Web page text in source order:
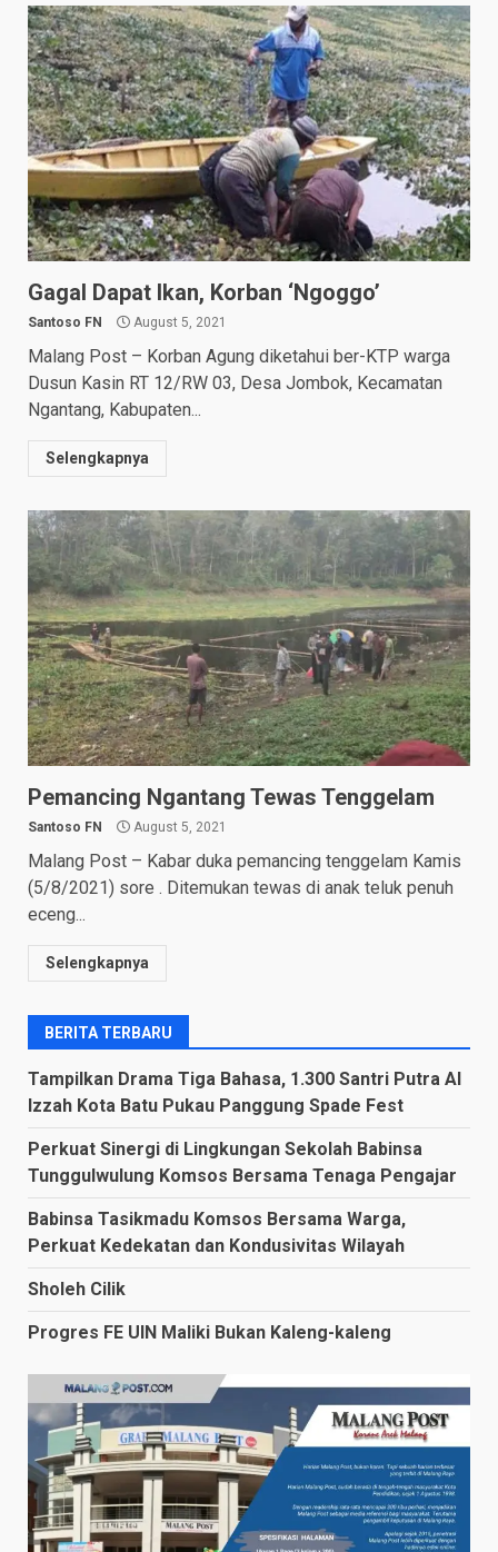
Gagal Dapat Ikan, Korban ‘Ngoggo’
Santoso FN August 5, 2021
Malang Post – Korban Agung diketahui ber-KTP warga
Dusun Kasin RT 12/RW 03, Desa Jombok, Kecamatan
Ngantang, Kabupaten...
Selengkapnya
Pemancing Ngantang Tewas Tenggelam
Santoso FN August 5, 2021
Malang Post – Kabar duka pemancing tenggelam Kamis
(5/8/2021) sore . Ditemukan tewas di anak teluk penuh
eceng...
Selengkapnya
BERITA TERBARU
Tampilkan Drama Tiga Bahasa, 1.300 Santri Putra Al
Izzah Kota Batu Pukau Panggung Spade Fest
Perkuat Sinergi di Lingkungan Sekolah Babinsa
Tunggulwulung Komsos Bersama Tenaga Pengajar
Babinsa Tasikmadu Komsos Bersama Warga,
Perkuat Kedekatan dan Kondusivitas Wilayah
Sholeh Cilik
Progres FE UIN Maliki Bukan Kaleng-kaleng